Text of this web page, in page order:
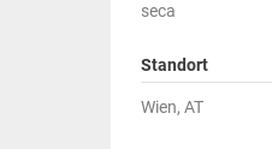
seca
Standort
Wien, AT